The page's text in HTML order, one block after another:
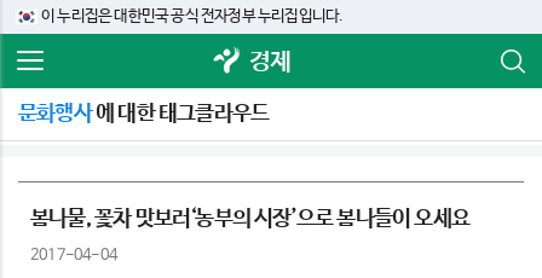
이 누리집은 대한민국 공식 전자정부 누리집입니다.
경제
문화행사에 대한 태그클라우드
봄나물, 꽃차 맛보러‘농부의 시장’으로 봄나들이 오세요
2017-04-04